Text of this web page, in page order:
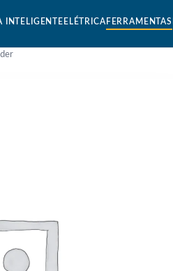
INTELIGENTE ELÉTRICA FERRAMENTAS